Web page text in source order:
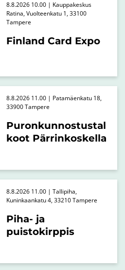
Finland Card Expo
8.8.2026 10.00 | Kauppakeskus
Ratina, Vuolteenkatu 1, 33100
Tampere
Puronkunnostustal
koot Pärrinkoskella
8.8.2026 11.00 | Patamäenkatu 18,
33900 Tampere
Piha- ja
puistokirppis
8.8.2026 11.00 | Tallipiha,
Kuninkaankatu 4, 33210 Tampere